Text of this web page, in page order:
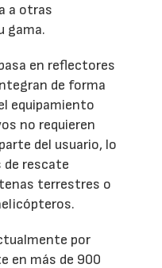
a otras
gama.
en reflectores
de forma
equipamiento
no requieren
del usuario, lo
de rescate
terrestres o
por
en más de 900